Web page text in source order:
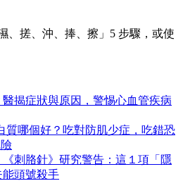
、搓、沖、捧、擦」5 步驟，或使
揭症狀與原因，警惕心血管疾病
質哪個好？吃對防肌少症，吃錯恐
刺胳針》研究警告：這１項「隱
頭號殺手